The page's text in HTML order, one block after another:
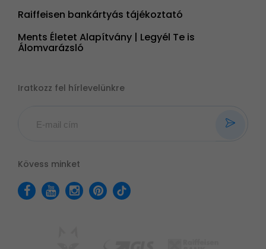
Raiffeisen bankártyás tájékoztató
Ments Életet Alapítvány | Legyél Te is
Álomvarázsló
Iratkozz fel hírlevelünkre
Kövess minket